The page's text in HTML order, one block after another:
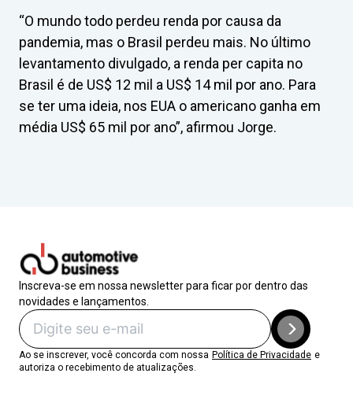
“O mundo todo perdeu renda por causa da
pandemia, mas o Brasil perdeu mais. No último
levantamento divulgado, a renda per capita no
Brasil é de US$ 12 mil a US$ 14 mil por ano. Para
se ter uma ideia, nos EUA o americano ganha em
média US$ 65 mil por ano”, afirmou Jorge.
Inscreva-se em nossa newsletter para ficar por dentro das
novidades e lançamentos.
Ao se inscrever, você concorda com nossa Política de Privacidade e
autoriza o recebimento de atualizações.